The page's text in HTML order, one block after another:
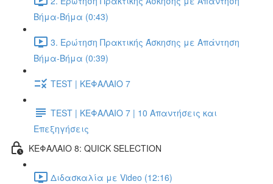
Βήμα-Βήμα (0:43)
3. Ερώτηση Πρακτικής Άσκησης με Απάντηση
Βήμα-Βήμα (0:39)
TEST | ΚΕΦΑΛΑΙΟ 7
TEST | ΚΕΦΑΛΑΙΟ 7 | 10 Απαντήσεις και
Επεξηγήσεις
ΚΕΦΑΛΑΙΟ 8: QUICK SELECTION
Διδασκαλία με Video (12:16)